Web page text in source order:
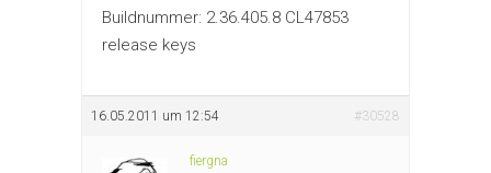
Buildnummer: 2.36.405.8 CL47853
release keys
16.05.2011 um 12:54 #30528
fiergna